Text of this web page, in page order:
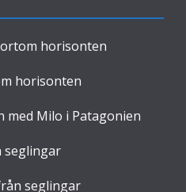
horisonten
horisonten
Milo i Patagonien
seglingar
seglingar